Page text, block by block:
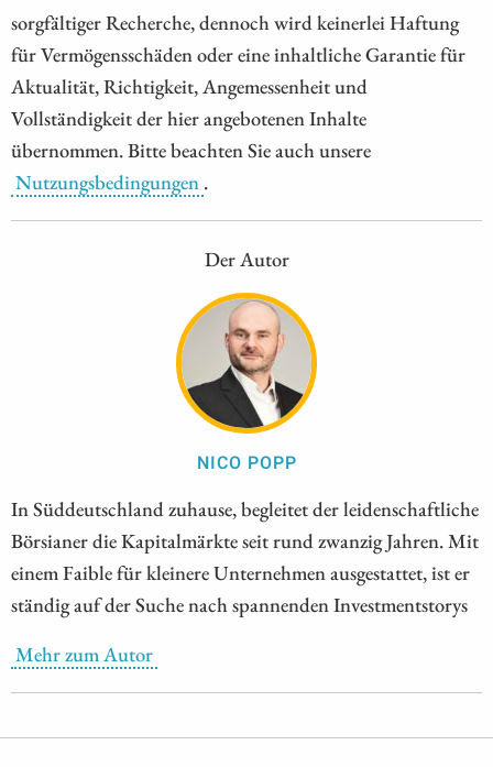
sorgfältiger Recherche, dennoch wird keinerlei Haftung
für Vermögensschäden oder eine inhaltliche Garantie für
Aktualität, Richtigkeit, Angemessenheit und
Vollständigkeit der hier angebotenen Inhalte
übernommen. Bitte beachten Sie auch unsere
Nutzungsbedingungen .
Der Autor
NICO POPP
In Süddeutschland zuhause, begleitet der leidenschaftliche
Börsianer die Kapitalmärkte seit rund zwanzig Jahren. Mit
einem Faible für kleinere Unternehmen ausgestattet, ist er
ständig auf der Suche nach spannenden Investmentstorys
Mehr zum Autor